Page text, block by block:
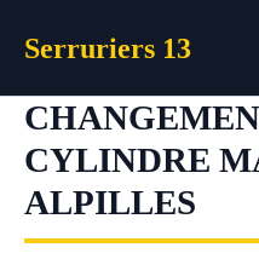
Serruriers 13
CYLINDRE
ALPILLES